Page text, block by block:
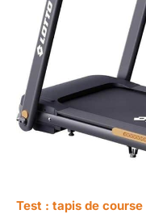
Test : tapis de